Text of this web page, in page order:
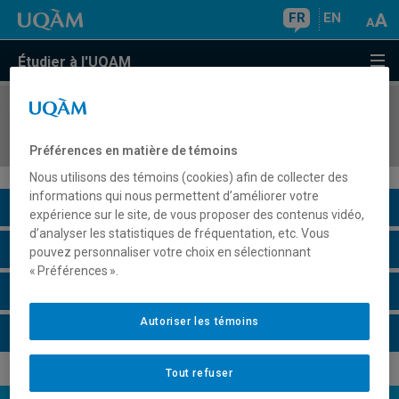
FR EN
Étudier à l'UQAM
COURS//
Description du cours
Horaire - Été 2026
Préférences en matière de témoins
Nous utilisons des témoins (cookies) afin de collecter des
informations qui nous permettent d’améliorer votre
expérience sur le site, de vous proposer des contenus vidéo,
d’analyser les statistiques de fréquentation, etc. Vous
pouvez personnaliser votre choix en sélectionnant
« Préférences ».
Tout refuser
Autoriser les témoins